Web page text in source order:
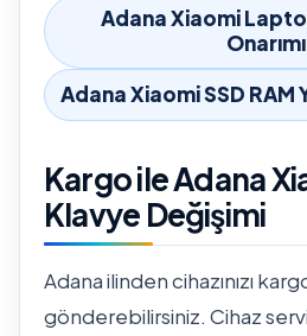
Adana Xiaomi
Onarımı
Adana Xiaomi SSD RAM
Kargo ile Adana
Klavye Değişimi
Adana ilinden cihazınızı
gönderebilirsiniz. Cihaz